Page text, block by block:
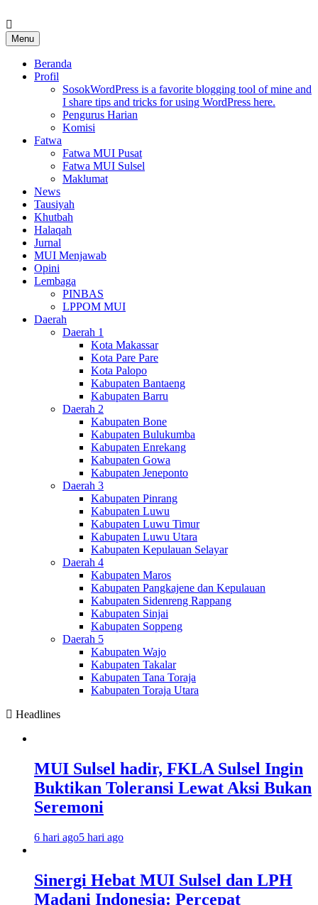
to
content
MUI Sulawesi Selatan
Khadimul Ummah wa Shadiqul Hukuuma
Menu
Beranda
Profil
SosokWordPress is a favorite blogging tool of mine and
I share tips and tricks for using WordPress here.
Pengurus Harian
Komisi
Fatwa
Fatwa MUI Pusat
Fatwa MUI Sulsel
Maklumat
News
Tausiyah
Khutbah
Halaqah
Jurnal
MUI Menjawab
Opini
Lembaga
PINBAS
LPPOM MUI
Daerah
Daerah 1
Kota Makassar
Kota Pare Pare
Kota Palopo
Kabupaten Bantaeng
Kabupaten Barru
Daerah 2
Kabupaten Bone
Kabupaten Bulukumba
Kabupaten Enrekang
Kabupaten Gowa
Kabupaten Jeneponto
Daerah 3
Kabupaten Pinrang
Kabupaten Luwu
Kabupaten Luwu Timur
Kabupaten Luwu Utara
Kabupaten Kepulauan Selayar
Daerah 4
Kabupaten Maros
Kabupaten Pangkajene dan Kepulauan
Kabupaten Sidenreng Rappang
Kabupaten Sinjai
Kabupaten Soppeng
Daerah 5
Kabupaten Wajo
Kabupaten Takalar
Kabupaten Tana Toraja
Kabupaten Toraja Utara
Headlines
MUI Sulsel hadir, FKLA Sulsel Ingin
Buktikan Toleransi Lewat Aksi Bukan
Seremoni
6 hari ago5 hari ago
Sinergi Hebat MUI Sulsel dan LPH
Madani Indonesia: Percepat